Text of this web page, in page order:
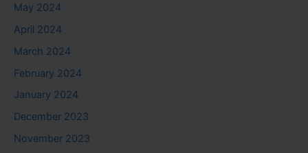
May 2024
April 2024
March 2024
February 2024
January 2024
December 2023
November 2023